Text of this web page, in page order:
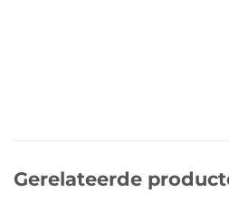
Gerelateerde